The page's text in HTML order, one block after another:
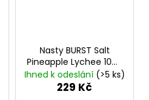
Nasty BURST Salt
Pineapple Lychee 10ml
20mgAnanas, Liči,
Chladivá složka (ICE)
Ihned k odeslání (>5 ks)
229 Kč